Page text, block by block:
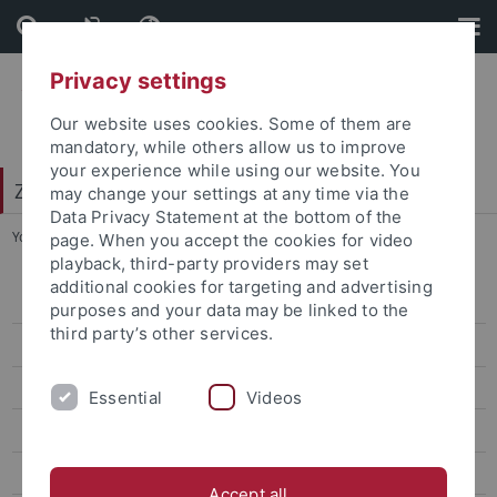
Skip
to
content
Skip
to
footer
Zentrum für Datenverarbeitung (ZDV)
You are here: Startseite ... Zugang
alma-Portal
Computing
Mail
Storage
Privacy settings
Our website uses cookies. Some of them are
mandatory, while others allow us to improve
your experience while using our website. You
may change your settings at any time via the
Data Privacy Statement at the bottom of the
page. When you accept the cookies for video
playback, third-party providers may set
additional cookies for targeting and advertising
purposes and your data may be linked to the
third party’s other services.
Essential Videos